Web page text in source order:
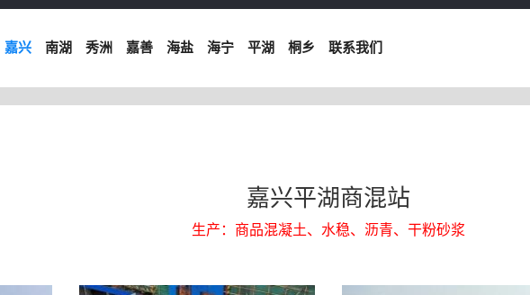
嘉兴 南湖 秀洲 嘉善 海盐 海宁 平湖 桐乡 联系我们
嘉兴平湖商混站
生产：商品混凝土、水稳、沥青、干粉砂浆